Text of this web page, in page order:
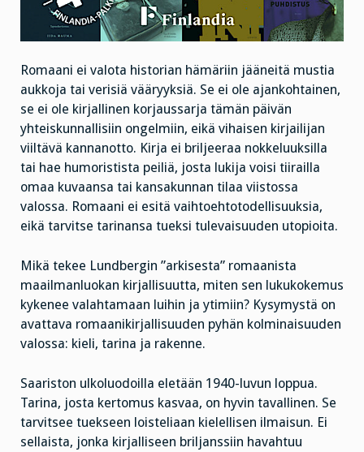
Romaani ei valota historian hämäriin jääneitä mustia
aukkoja tai verisiä vääryyksiä. Se ei ole ajankohtainen,
se ei ole kirjallinen korjaussarja tämän päivän
yhteiskunnallisiin ongelmiin, eikä vihaisen kirjailijan
viiltävä kannanotto. Kirja ei briljeeraa nokkeluuksilla
tai hae humoristista peiliä, josta lukija voisi tiirailla
omaa kuvaansa tai kansakunnan tilaa viistossa
valossa. Romaani ei esitä vaihtoehtotodellisuuksia,
eikä tarvitse tarinansa tueksi tulevaisuuden utopioita.
Mikä tekee Lundbergin ”arkisesta” romaanista
maailmanluokan kirjallisuutta, miten sen lukukokemus
kykenee valahtamaan luihin ja ytimiin? Kysymystä on
avattava romaanikirjallisuuden pyhän kolminaisuuden
valossa: kieli, tarina ja rakenne.
Saariston ulkoluodoilla eletään 1940-luvun loppua.
Tarina, josta kertomus kasvaa, on hyvin tavallinen. Se
tarvitsee tuekseen loisteliaan kielellisen ilmaisun. Ei
sellaista, jonka kirjalliseen briljanssiin havahtuu